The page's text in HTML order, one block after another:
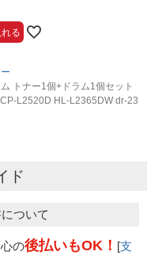
る
トナー1個+ドラム1個セット
L2520D HL-L2365DW dr-23
ド
ついて
の後払いもOK！ [支